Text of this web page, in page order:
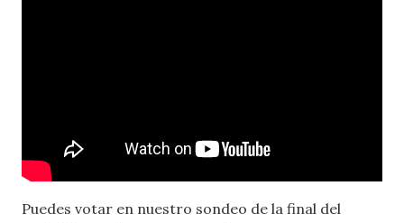
Puedes votar en nuestro sondeo de la final del